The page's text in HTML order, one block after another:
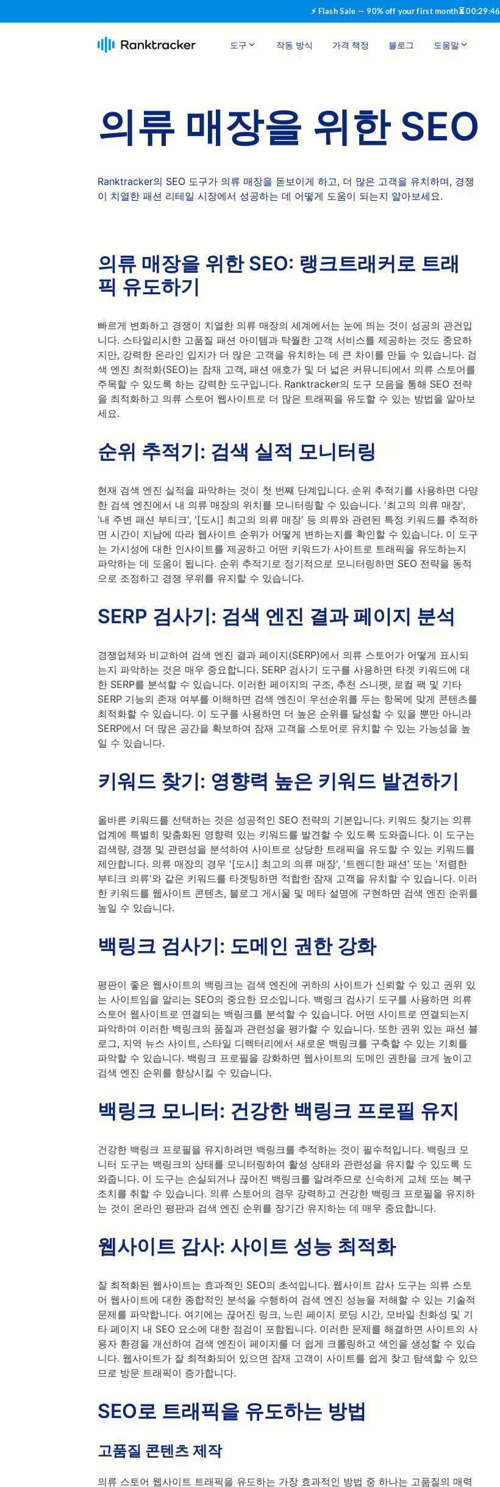
⚡ Flash Sale — 90% off your first month⏳00:29:45
도구 작동 방식 가격 책정 블로그 도움말
의류 매장을 위한 SEO
Ranktracker의 SEO 도구가 의류 매장을 돋보이게 하고, 더 많은 고객을 유치하며, 경쟁
이 치열한 패션 리테일 시장에서 성공하는 데 어떻게 도움이 되는지 알아보세요.
의류 매장을 위한 SEO: 랭크트래커로 트래
픽 유도하기
빠르게 변화하고 경쟁이 치열한 의류 매장의 세계에서는 눈에 띄는 것이 성공의 관건입
니다. 스타일리시한 고품질 패션 아이템과 탁월한 고객 서비스를 제공하는 것도 중요하
지만, 강력한 온라인 입지가 더 많은 고객을 유치하는 데 큰 차이를 만들 수 있습니다. 검
색 엔진 최적화(SEO)는 잠재 고객, 패션 애호가 및 더 넓은 커뮤니티에서 의류 스토어를
주목할 수 있도록 하는 강력한 도구입니다. Ranktracker의 도구 모음을 통해 SEO 전략
을 최적화하고 의류 스토어 웹사이트로 더 많은 트래픽을 유도할 수 있는 방법을 알아보
세요.
순위 추적기: 검색 실적 모니터링
현재 검색 엔진 실적을 파악하는 것이 첫 번째 단계입니다. 순위 추적기를 사용하면 다양
한 검색 엔진에서 내 의류 매장의 위치를 모니터링할 수 있습니다. '최고의 의류 매장',
'내 주변 패션 부티크', '[도시] 최고의 의류 매장' 등 의류와 관련된 특정 키워드를 추적하
면 시간이 지남에 따라 웹사이트 순위가 어떻게 변하는지를 확인할 수 있습니다. 이 도구
는 가시성에 대한 인사이트를 제공하고 어떤 키워드가 사이트로 트래픽을 유도하는지
파악하는 데 도움이 됩니다. 순위 추적기로 정기적으로 모니터링하면 SEO 전략을 동적
으로 조정하고 경쟁 우위를 유지할 수 있습니다.
SERP 검사기: 검색 엔진 결과 페이지 분석
경쟁업체와 비교하여 검색 엔진 결과 페이지(SERP)에서 의류 스토어가 어떻게 표시되
는지 파악하는 것은 매우 중요합니다. SERP 검사기 도구를 사용하면 타겟 키워드에 대
한 SERP를 분석할 수 있습니다. 이러한 페이지의 구조, 추천 스니펫, 로컬 팩 및 기타
SERP 기능의 존재 여부를 이해하면 검색 엔진이 우선순위를 두는 항목에 맞게 콘텐츠를
최적화할 수 있습니다. 이 도구를 사용하면 더 높은 순위를 달성할 수 있을 뿐만 아니라
SERP에서 더 많은 공간을 확보하여 잠재 고객을 스토어로 유치할 수 있는 가능성을 높
일 수 있습니다.
키워드 찾기: 영향력 높은 키워드 발견하기
올바른 키워드를 선택하는 것은 성공적인 SEO 전략의 기본입니다. 키워드 찾기는 의류
업계에 특별히 맞춤화된 영향력 있는 키워드를 발견할 수 있도록 도와줍니다. 이 도구는
검색량, 경쟁 및 관련성을 분석하여 사이트로 상당한 트래픽을 유도할 수 있는 키워드를
제안합니다. 의류 매장의 경우 '[도시] 최고의 의류 매장', '트렌디한 패션' 또는 '저렴한
부티크 의류'와 같은 키워드를 타겟팅하면 적합한 잠재 고객을 유치할 수 있습니다. 이러
한 키워드를 웹사이트 콘텐츠, 블로그 게시물 및 메타 설명에 구현하면 검색 엔진 순위를
높일 수 있습니다.
백링크 검사기: 도메인 권한 강화
평판이 좋은 웹사이트의 백링크는 검색 엔진에 귀하의 사이트가 신뢰할 수 있고 권위 있
는 사이트임을 알리는 SEO의 중요한 요소입니다. 백링크 검사기 도구를 사용하면 의류
스토어 웹사이트로 연결되는 백링크를 분석할 수 있습니다. 어떤 사이트로 연결되는지
파악하여 이러한 백링크의 품질과 관련성을 평가할 수 있습니다. 또한 권위 있는 패션 블
로그, 지역 뉴스 사이트, 스타일 디렉터리에서 새로운 백링크를 구축할 수 있는 기회를
파악할 수 있습니다. 백링크 프로필을 강화하면 웹사이트의 도메인 권한을 크게 높이고
검색 엔진 순위를 향상시킬 수 있습니다.
백링크 모니터: 건강한 백링크 프로필 유지
건강한 백링크 프로필을 유지하려면 백링크를 추적하는 것이 필수적입니다. 백링크 모
니터 도구는 백링크의 상태를 모니터링하여 활성 상태와 관련성을 유지할 수 있도록 도
와줍니다. 이 도구는 손실되거나 끊어진 백링크를 알려주므로 신속하게 교체 또는 복구
조치를 취할 수 있습니다. 의류 스토어의 경우 강력하고 건강한 백링크 프로필을 유지하
는 것이 온라인 평판과 검색 엔진 순위를 장기간 유지하는 데 매우 중요합니다.
웹사이트 감사: 사이트 성능 최적화
잘 최적화된 웹사이트는 효과적인 SEO의 초석입니다. 웹사이트 감사 도구는 의류 스토
어 웹사이트에 대한 종합적인 분석을 수행하여 검색 엔진 성능을 저해할 수 있는 기술적
문제를 파악합니다. 여기에는 끊어진 링크, 느린 페이지 로딩 시간, 모바일 친화성 및 기
타 페이지 내 SEO 요소에 대한 점검이 포함됩니다. 이러한 문제를 해결하면 사이트의 사
용자 환경을 개선하여 검색 엔진이 페이지를 더 쉽게 크롤링하고 색인을 생성할 수 있습
니다. 웹사이트가 잘 최적화되어 있으면 잠재 고객이 사이트를 쉽게 찾고 탐색할 수 있으
므로 방문 트래픽이 증가합니다.
SEO로 트래픽을 유도하는 방법
고품질 콘텐츠 제작
의류 스토어 웹사이트 트래픽을 유도하는 가장 효과적인 방법 중 하나는 고품질의 매력